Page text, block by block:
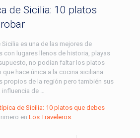
de Sicilia: 10 platos
es una de las mejores de
con lugares llenos de historia, playas
no podían faltar los platos
hace única a la cocina siciliana
propios de la región pero también sus
de …
de Sicilia: 10 platos que debes
en Los Traveleros